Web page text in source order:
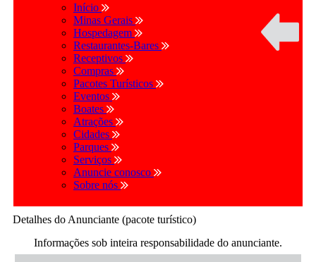
Início
Minas Gerais
Hospedagem
Restaurantes-Bares
Receptivos
Compras
Pacotes Turísticos
Eventos
Boates
Atrações
Cidades
Parques
Serviços
Anuncie conosco
Sobre nós
Detalhes do Anunciante (pacote turístico)
Informações sob inteira responsabilidade do anunciante.